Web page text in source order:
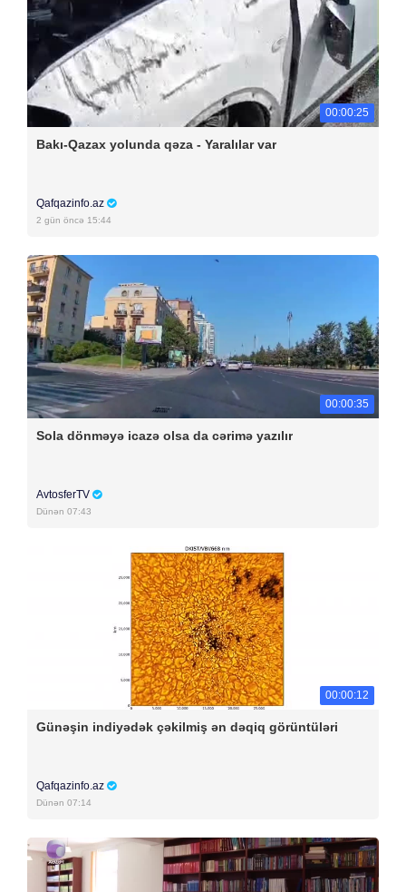
00:00:25
Bakı-Qazax yolunda qəza - Yaralılar var
Qafqazinfo.az
2 gün öncə 15:44
00:00:35
Sola dönməyə icazə olsa da cərimə yazılır
AvtosferTV
Dünən 07:43
00:00:12
Günəşin indiyədək çəkilmiş ən dəqiq görüntüləri
Qafqazinfo.az
Dünən 07:14